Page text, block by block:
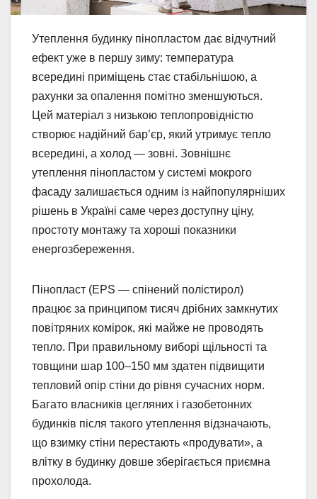
Утеплення будинку пінопластом дає відчутний
ефект уже в першу зиму: температура
всередині приміщень стає стабільнішою, а
рахунки за опалення помітно зменшуються.
Цей матеріал з низькою теплопровідністю
створює надійний бар’єр, який утримує тепло
всередині, а холод — зовні. Зовнішнє
утеплення пінопластом у системі мокрого
фасаду залишається одним із найпопулярніших
рішень в Україні саме через доступну ціну,
простоту монтажу та хороші показники
енергозбереження.
Пінопласт (EPS — спінений полістирол)
працює за принципом тисяч дрібних замкнутих
повітряних комірок, які майже не проводять
тепло. При правильному виборі щільності та
товщини шар 100–150 мм здатен підвищити
тепловий опір стіни до рівня сучасних норм.
Багато власників цегляних і газобетонних
будинків після такого утеплення відзначають,
що взимку стіни перестають «продувати», а
влітку в будинку довше зберігається приємна
прохолода.